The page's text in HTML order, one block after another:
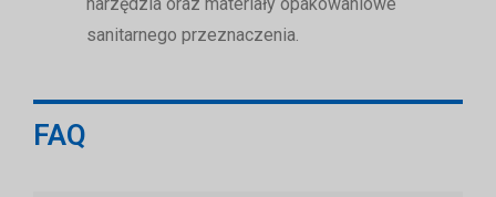
sanitarnego przeznaczenia.
FAQ